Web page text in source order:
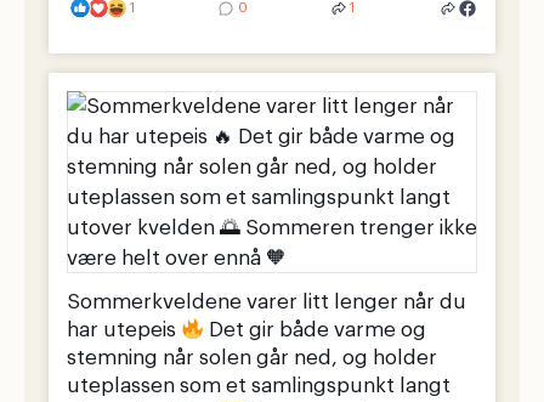
1 0 1
Sommerkveldene varer litt lenger når du
har utepeis
Det gir både varme og
stemning når solen går ned, og holder
uteplassen som et samlingspunkt langt